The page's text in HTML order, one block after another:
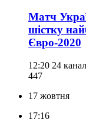
Матч
шістку
Євро-2020
12:20 24
447
17 жовтня
17:16